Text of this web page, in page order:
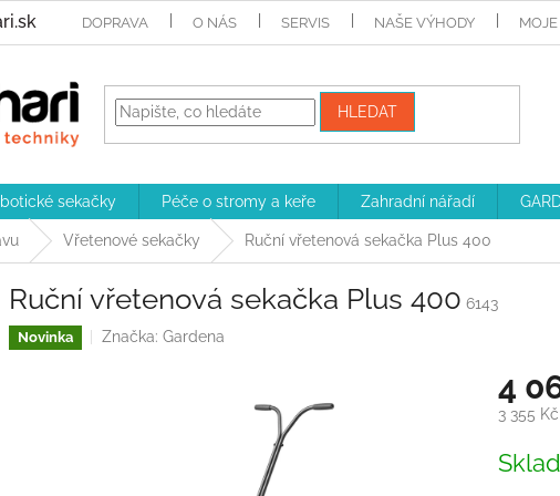
DOPRAVA O NÁS SERVIS NAŠE VÝHODY MOJE
HLEDAT
sekačky Péče o stromy a keře Zahradní nářadí
Vřetenové sekačky Ruční vřetenová sekačka Plus 400
Ruční vřetenová sekačka Plus 400 6143
Novinka Značka: Gardena
4
3 355
cena: